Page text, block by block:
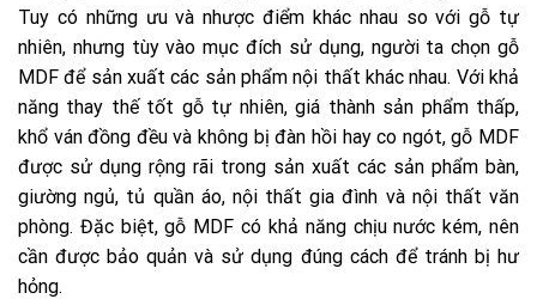
Tuy có những ưu và nhược điểm khác nhau so với gỗ tự
nhiên, nhưng tùy vào mục đích sử dụng, người ta chọn gỗ
MDF để sản xuất các sản phẩm nội thất khác nhau. Với khả
năng thay thế tốt gỗ tự nhiên, giá thành sản phẩm thấp,
khổ ván đồng đều và không bị đàn hồi hay co ngót, gỗ MDF
được sử dụng rộng rãi trong sản xuất các sản phẩm bàn,
giường ngủ, tủ quần áo, nội thất gia đình và nội thất văn
phòng. Đặc biệt, gỗ MDF có khả năng chịu nước kém, nên
cần được bảo quản và sử dụng đúng cách để tránh bị hư
hỏng.